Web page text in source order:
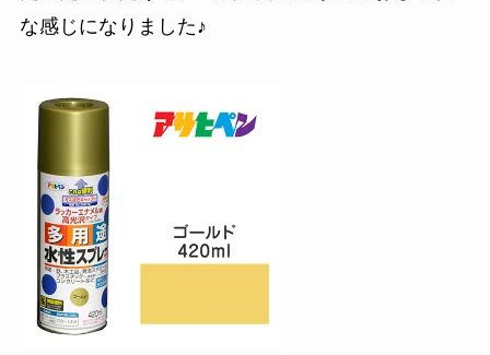
な感じになりました♪